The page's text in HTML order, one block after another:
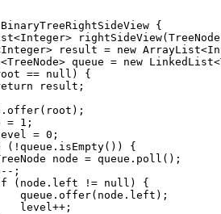
BinaryTreeRightSideView {
rightSideView
result =
new ArrayList
queue =
new LinkedList
== null ) {
result;
= 1 ;
= 0 ;
(!queue.isEmpty()) {
node = queue.poll();
;
(node.left != null ) {
queue.offer(node.left);
level++;